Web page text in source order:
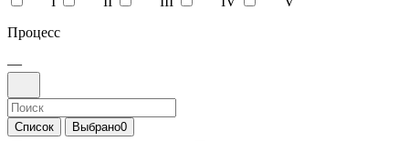
Процесс
—
Список Выбрано0